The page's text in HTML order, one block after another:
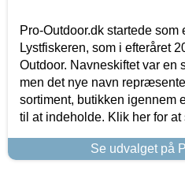
Pro-Outdoor.dk startede som
Lystfiskeren, som i efteråret
Outdoor. Navneskiftet var en
men det nye navn
sortiment, butikken igennem
til at indeholde. Klik her for at
Se udvalget på